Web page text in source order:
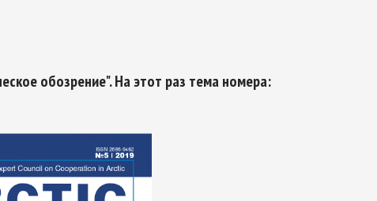
обозрение". На этот раз тема номера: